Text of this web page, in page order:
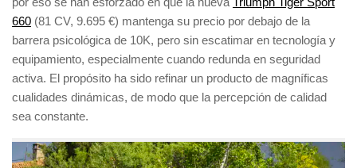
660 (81 CV, 9.695 €) mantenga su precio por debajo de la
barrera psicológica de 10K, pero sin escatimar en tecnología y
equipamiento, especialmente cuando redunda en seguridad
activa. El propósito ha sido refinar un producto de magníficas
cualidades dinámicas, de modo que la percepción de calidad
sea constante.